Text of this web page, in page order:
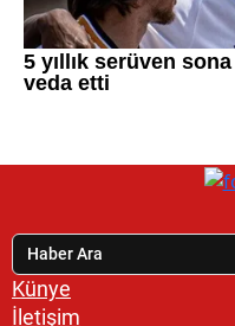
Künye
İletişim